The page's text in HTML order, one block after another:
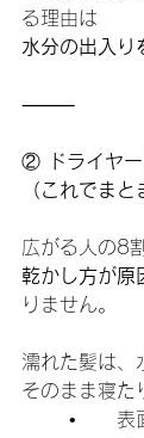
る理由は
水分の出入り
⸻
② ドライヤ
（これでまと
広がる人の8
乾かし方が原
りません。
濡れた髪は、
そのまま寝た
•